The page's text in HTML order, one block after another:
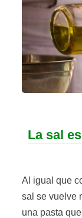
La sal
Al igual que
sal se vuelve
una pasta